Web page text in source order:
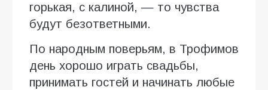
горькая, с калиной, — то чувства
будут безответными.
По народным поверьям, в Трофимов
день хорошо играть свадьбы,
принимать гостей и начинать любые